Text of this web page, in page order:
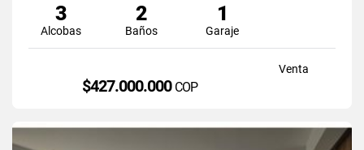
3
Alcobas
2
Baños
1
Garaje
Venta
$427.000.000 COP